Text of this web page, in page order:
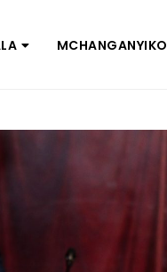
MCHANGANYIKO